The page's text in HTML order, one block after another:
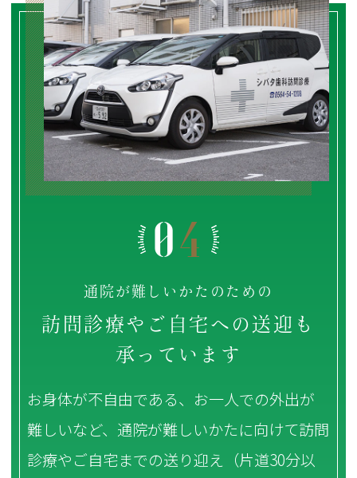
04
通院が難しいかたのための
訪問診療やご自宅への送迎も
承っています
お身体が不自由である、お一人での外出が
難しいなど、通院が難しいかたに向けて訪問
診療やご自宅までの送り迎え（片道30分以